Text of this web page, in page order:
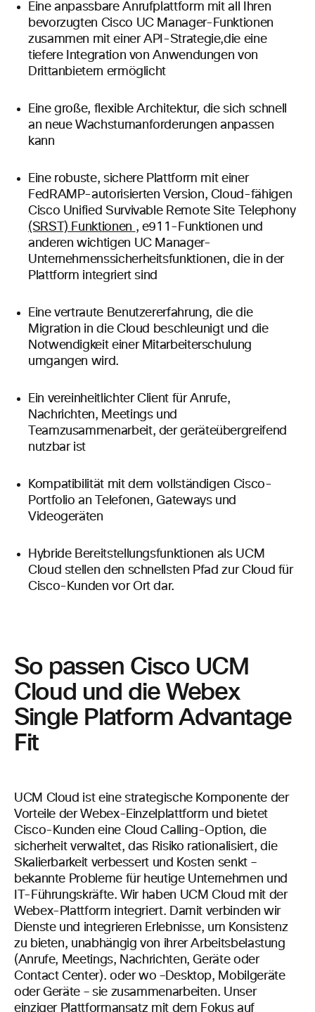
Eineanpassbare Anrufplattform mit all Ihren
bevorzugten Cisco UC Manager-Funktionen
zusammen mit einer API-Strategie,die eine
tiefere Integration von Anwendungen von
Drittanbietern ermöglicht
Eine große, flexible Architektur, diesich schnell
an neueWachstumanforderungen anpassen
kann
Eine robuste, sichere Plattform mit einer
FedRAMP-autorisierten Version, Cloud-fähigen
Cisco Unified Survivable Remote Site Telephony
(SRST) Funktionen , e911-Funktionen und
anderen wichtigen UC Manager-
Unternehmenssicherheitsfunktionen, die in der
Plattform integriert sind
Eine vertraute Benutzererfahrung, die die
Migration in die Cloud beschleunigt und die
Notwendigkeit einer Mitarbeiterschulung
umgangen wird.
Ein vereinheitlichter Client für Anrufe,
Nachrichten, Meetings und
Teamzusammenarbeit, der geräteübergreifend
nutzbar ist
Kompatibilität mit dem vollständigen Cisco-
Portfolio an Telefonen, Gateways und
Videogeräten
Hybride Bereitstellungsfunktionen als UCM
Cloud stellen den schnellsten Pfadzur Cloud für
Cisco-Kunden vor Ort dar.
So passen Cisco UCM
Cloud und die Webex
Single Platform Advantage
Fit
UCM Cloud ist eine strategische Komponente der
Vorteile der Webex-Einzelplattform und bietet
Cisco-Kunden eine Cloud Calling-Option, die
sicherheit verwaltet, das Risiko rationalisiert, die
Skalierbarkeit verbessert und Kosten senkt –
bekannte Probleme für heutige Unternehmen und
IT-Führungskräfte. Wir haben UCM Cloud mit der
Webex-Plattform integriert. Damit verbinden wir
Dienste und integrieren Erlebnisse, um Konsistenz
zu bieten, unabhängig von ihrer Arbeitsbelastung
(Anrufe, Meetings, Nachrichten,Geräte oder
Contact Center). oder wo –Desktop, Mobilgeräte
oder Geräte – sie zusammenarbeiten. Unser
einziger Plattformansatz mit dem Fokus auf